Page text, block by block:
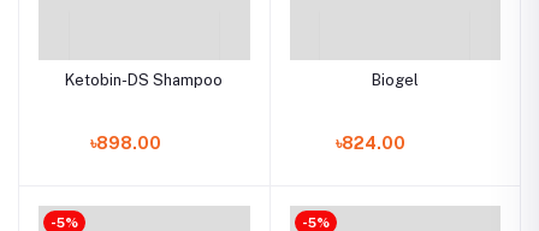
Ketobin-DS Shampoo
৳898.00
Biogel
৳824.00
-5% -5%